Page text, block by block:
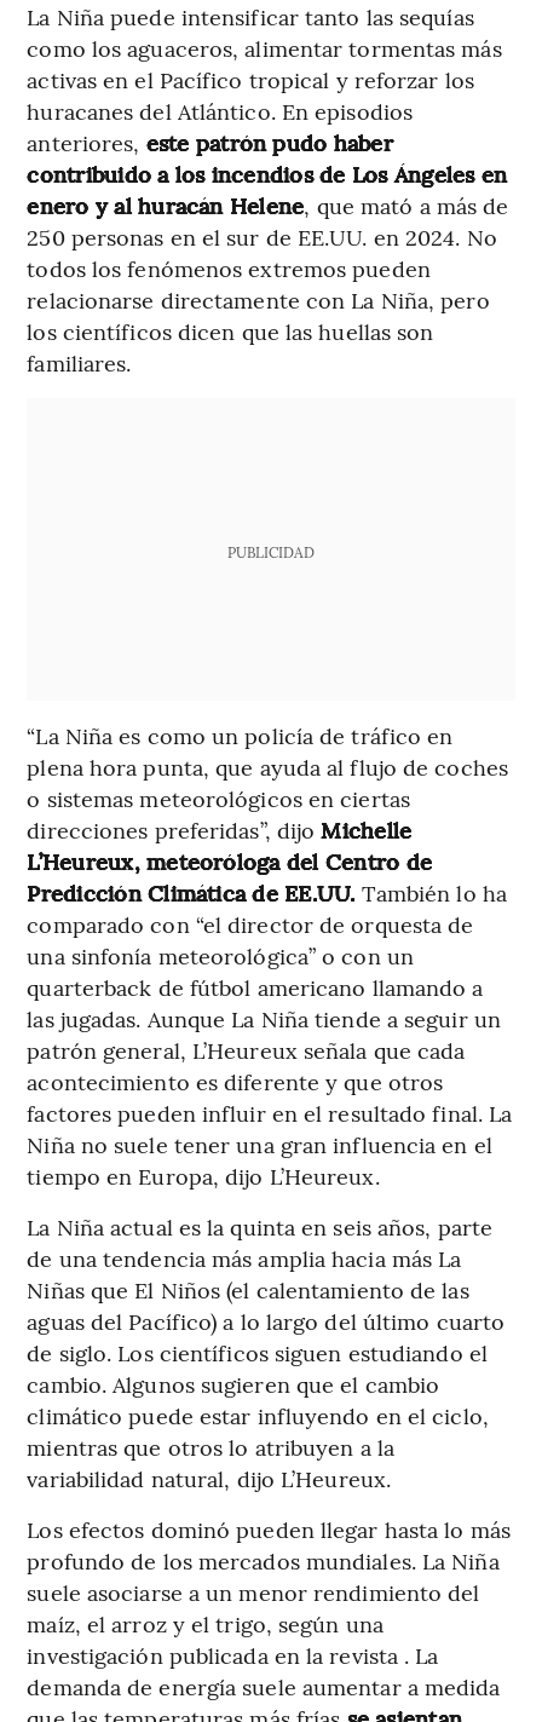
La Niña puede intensificar tanto las sequías
como los aguaceros, alimentar tormentas más
activas en el Pacífico tropical y reforzar los
huracanes del Atlántico. En episodios
anteriores, este patrón pudo haber
contribuido a los incendios de Los Ángeles en
enero y al huracán Helene, que mató a más de
250 personas en el sur de EE.UU. en 2024. No
todos los fenómenos extremos pueden
relacionarse directamente con La Niña, pero
los científicos dicen que las huellas son
familiares.
PUBLICIDAD
“La Niña es como un policía de tráfico en
plena hora punta, que ayuda al flujo de coches
o sistemas meteorológicos en ciertas
direcciones preferidas”, dijoMichelle
L’Heureux, meteoróloga del Centro de
Predicción Climática de EE.UU. También lo ha
comparado con “el director de orquesta de
una sinfonía meteorológica” o con un
quarterback de fútbol americano llamando a
las jugadas. Aunque La Niña tiende a seguir un
patrón general, L’Heureux señala que cada
acontecimiento es diferente y que otros
factores pueden influir en el resultado final. La
Niña no suele tener una gran influencia en el
tiempo en Europa, dijo L’Heureux.
La Niña actual es la quinta en seis años, parte
de una tendencia más amplia hacia más La
Niñas que El Niños (el calentamiento de las
aguas del Pacífico) a lo largo del último cuarto
de siglo. Los científicos siguen estudiando el
cambio. Algunos sugieren que el cambio
climático puede estar influyendo en el ciclo,
mientras que otros lo atribuyen a la
variabilidad natural, dijo L’Heureux.
Los efectos dominó pueden llegar hasta lo más
profundo de los mercados mundiales. La Niña
suele asociarse a un menor rendimiento del
maíz, el arroz y el trigo, según una
investigación publicada en la revista . La
demanda de energía suele aumentar a medida